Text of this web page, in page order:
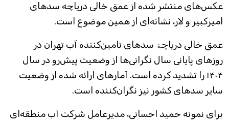
عکس‌های منتشر شده از عمق خالی دریاچه سدهای
امیرکبیر و لار، نشانه‌ای از همین موضوع است.
عمق خالی دریاچۀ سدهای تامین‌کننده آب تهران در
روزهای پایانی سال نگرانی‌ها از وضعیت پیش‌رو در سال
۱۴۰۴ را تشدید کرده‌ است. آمارهای ارائه شده از وضعیت
سایر سدهای کشور نیز نگران‌کننده‌ است.
برای نمونه حمید احسانی، مدیرعامل شرکت آب منطقه‌ای